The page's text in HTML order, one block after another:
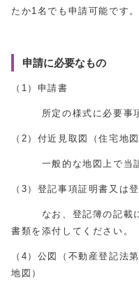
たか1名でも申請可能です。
申請に必要なもの
（1）申請書
所定の様式に必要事項
（2）付近見取図（住宅地
一般的な地図上で当該
（3）登記事項証明書又は
なお、登記簿の記載に
書類を添付してください。
（4）公図（不動産登記法
地図）